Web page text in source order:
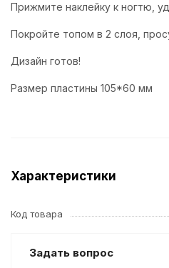
Прижмите наклейку к ногтю,
Покройте топом в 2 слоя,
Дизайн готов!
Размер пластины 105*60 мм
Характеристики
Код товара
Задать вопрос